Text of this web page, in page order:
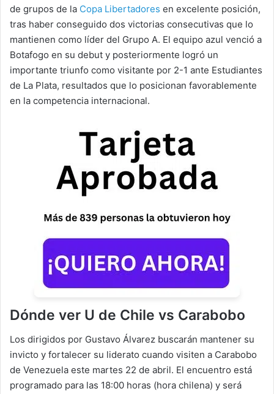
de grupos de la Copa Libertadores en excelente posición,
tras haber conseguido dos victorias consecutivas que lo
mantienen como líder del Grupo A. El equipo azul venció a
Botafogo en su debut y posteriormente logró un
importante triunfo como visitante por 2-1 ante Estudiantes
de La Plata, resultados que lo posicionan favorablemente
en la competencia internacional.
Dónde ver U de Chile vs Carabobo
Los dirigidos por Gustavo Álvarez buscarán mantener su
invicto y fortalecer su liderato cuando visiten a Carabobo
de Venezuela este martes 22 de abril. El encuentro está
programado para las 18:00 horas (hora chilena) y será